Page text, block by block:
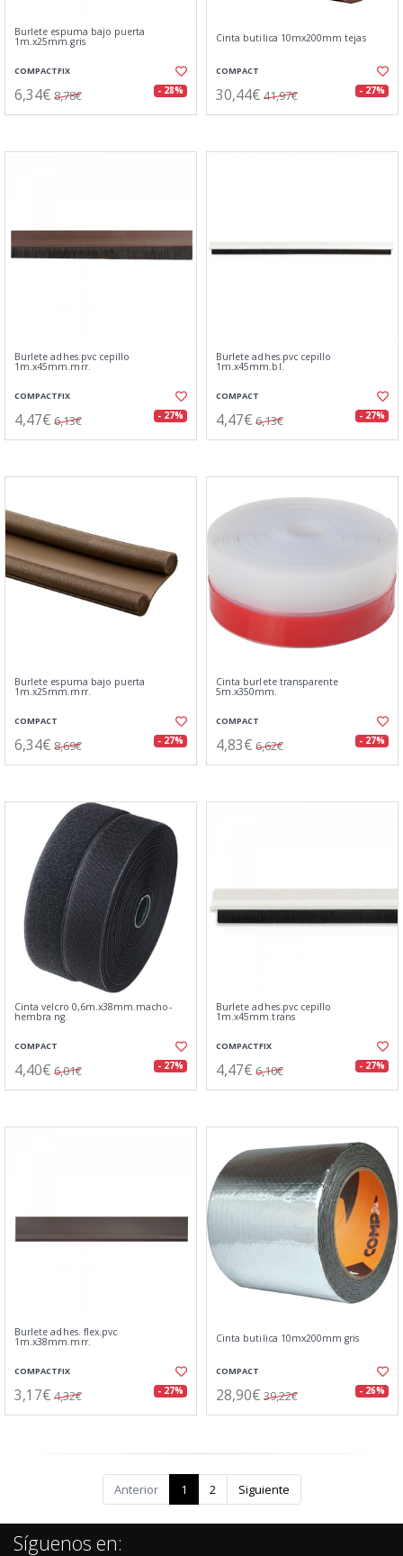
Burlete espuma bajo puerta
1m.x25mm.gris
COMPACTFIX
6,34€ 8,78€ - 28%
Cinta butilica 10mx200mm tejas
COMPACT
30,44€ 41,97€ - 27%
Burlete adhes.pvc cepillo
1m.x45mm.mrr.
COMPACTFIX
4,47€ 6,13€ - 27%
Burlete adhes.pvc cepillo
1m.x45mm.bl.
COMPACT
4,47€ 6,13€ - 27%
Burlete espuma bajo puerta
1m.x25mm.mrr.
COMPACT
6,34€ 8,69€ - 27%
Cinta burlete transparente
5m.x350mm.
COMPACT
4,83€ 6,62€ - 27%
Cinta velcro 0,6m.x38mm.macho-
hembra ng.
COMPACT
4,40€ 6,01€ - 27%
Burlete adhes.pvc cepillo
1m.x45mm.trans
COMPACTFIX
4,47€ 6,10€ - 27%
Burlete adhes. flex.pvc
1m.x38mm.mrr.
COMPACTFIX
3,17€ 4,32€ - 27%
Cinta butilica 10mx200mm gris
COMPACT
28,90€ 39,22€ - 26%
Anterior 1 2 Siguiente
Síguenos en: